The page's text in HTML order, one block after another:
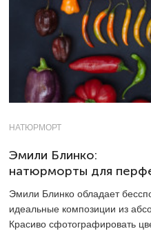
НАТЮРМОРТ
Эмили Блинко:
натюрморты для
Эмили Блинко обладает
идеальные композиции из
Красиво сфотографировать